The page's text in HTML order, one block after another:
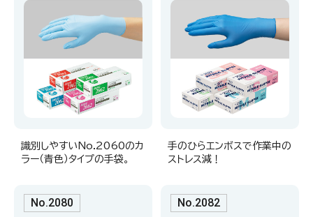
識別しやすいNo.2060のカ
ラー（青色）タイプの手袋。
手のひらエンボスで作業中の
ストレス減！
No.2080 No.2082